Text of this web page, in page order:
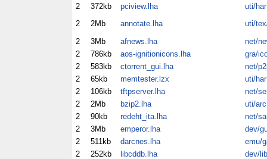
2
372kb pciview.lha
uti/har
2
2Mb annotate.lha
uti/
2
3Mb afnews.lha
net/
2
786kb aos-ignitionicons.lha
gra/
2
583kb ctorrent_gui.lha
net/
2
65kb memtester.lzx
uti/har
2
106kb tftpserver.lha
net/
2
2Mb bzip2.lha
uti/arc
2
90kb redeht_ita.lha
net/
2
3Mb emperor.lha
dev/
2
511kb darcnes.lha
emu/
2
252kb libcddb.lha
dev/